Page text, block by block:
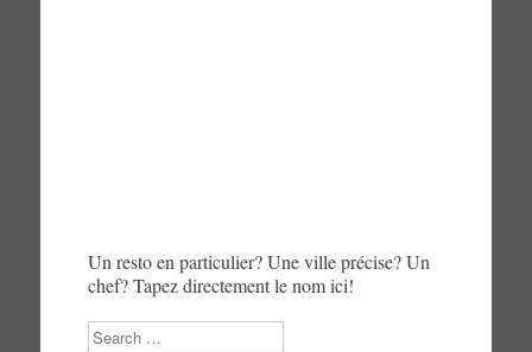
Un resto en particulier? Une ville précise? Un
chef? Tapez directement le nom ici!
Search